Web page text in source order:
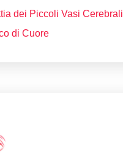
dei Piccoli Vasi Cerebrali
di Cuore